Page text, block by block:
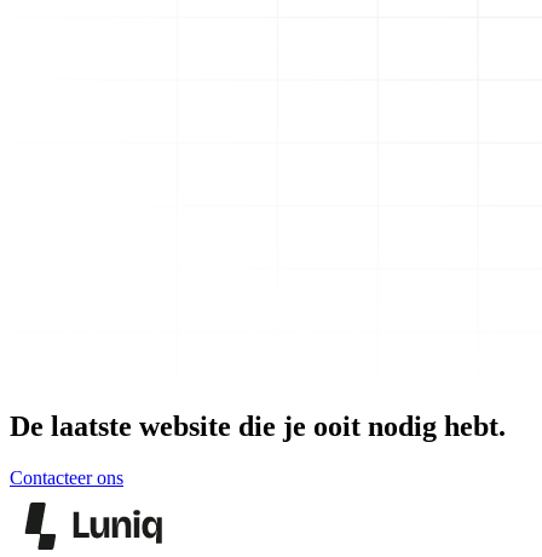
De laatste website die je ooit nodig hebt.
Contacteer ons